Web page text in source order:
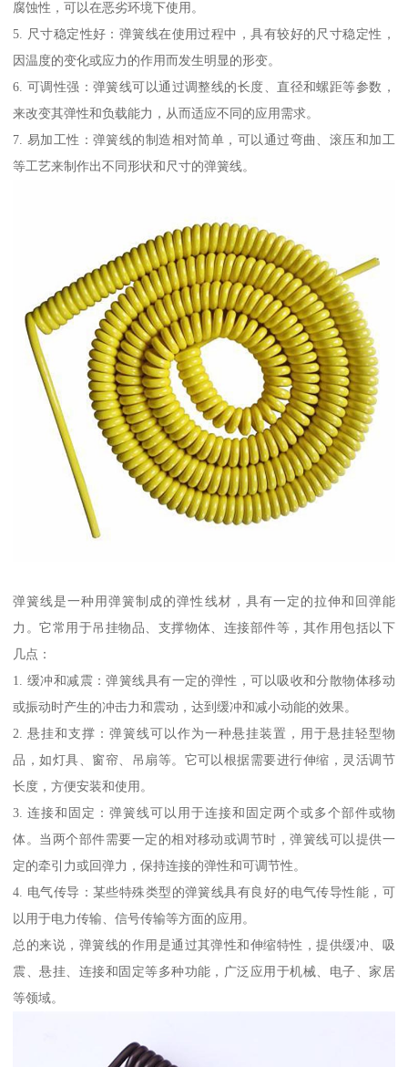
腐蚀性，可以在恶劣环境下使用。
5. 尺寸稳定性好：弹簧线在使用过程中，具有较好的尺寸稳定性，
因温度的变化或应力的作用而发生明显的形变。
6. 可调性强：弹簧线可以通过调整线的长度、直径和螺距等参数，
来改变其弹性和负载能力，从而适应不同的应用需求。
7. 易加工性：弹簧线的制造相对简单，可以通过弯曲、滚压和加工
等工艺来制作出不同形状和尺寸的弹簧线。
弹簧线是一种用弹簧制成的弹性线材，具有一定的拉伸和回弹能
力。它常用于吊挂物品、支撑物体、连接部件等，其作用包括以下
几点：
1. 缓冲和减震：弹簧线具有一定的弹性，可以吸收和分散物体移动
或振动时产生的冲击力和震动，达到缓冲和减小动能的效果。
2. 悬挂和支撑：弹簧线可以作为一种悬挂装置，用于悬挂轻型物
品，如灯具、窗帘、吊扇等。它可以根据需要进行伸缩，灵活调节
长度，方便安装和使用。
3. 连接和固定：弹簧线可以用于连接和固定两个或多个部件或物
体。当两个部件需要一定的相对移动或调节时，弹簧线可以提供一
定的牵引力或回弹力，保持连接的弹性和可调节性。
4. 电气传导：某些特殊类型的弹簧线具有良好的电气传导性能，可
以用于电力传输、信号传输等方面的应用。
总的来说，弹簧线的作用是通过其弹性和伸缩特性，提供缓冲、吸
震、悬挂、连接和固定等多种功能，广泛应用于机械、电子、家居
等领域。